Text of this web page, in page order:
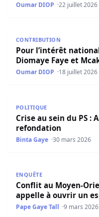
Oumar DIOP 22 juillet 2026
CONTRIBUTION
Pour l’intérêt
Diomaye Faye et
Oumar DIOP 18 juillet 2026
POLITIQUE
Crise au sein du PS :
refondation
Binta Gaye 30 mars 2026
ENQUÊTE
Conflit au Moyen-
appelle à ouvrir un
Pape Gaye Tall 9 mars 2026